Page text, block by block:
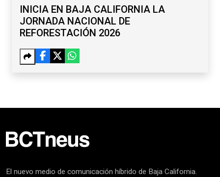
INICIA EN BAJA CALIFORNIA LA
JORNADA NACIONAL DE
REFORESTACIÓN 2026
El nuevo medio de comunicación híbrido de Baja California.